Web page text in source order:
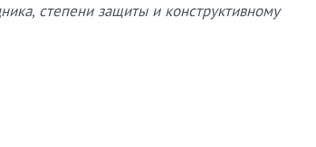
степени защиты и конструктивному